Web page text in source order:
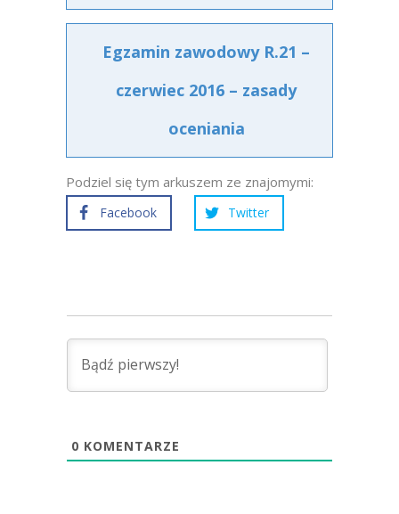
Egzamin zawodowy R.21 –
czerwiec 2016 – zasady
oceniania
Podziel się tym arkuszem ze znajomymi:
Facebook Twitter
0 KOMENTARZE